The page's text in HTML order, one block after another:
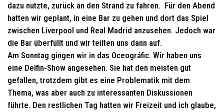
dazu nutzte, zurück an den Strand zu fahren. Für den Abend
hatten wir geplant, in eine Bar zu gehen und dort das Spiel
zwischen Liverpool und Real Madrid anzusehen. Jedoch war
die Bar überfüllt und wir teilten uns dann auf.
Am Sonntag gingen wir in das Oceográfic. Wir haben uns
eine Delfin-Show angesehen. Sie hat den meisten gut
gefallen, trotzdem gibt es eine Problematik mit dem
Thema, was aber auch zu interessanten Diskussionen
führte. Den restlichen Tag hatten wir Freizeit und ich glaube,